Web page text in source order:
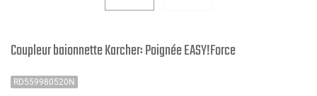
Coupleur baionnette Karcher: Poignée EASY!Force
RD559980520N